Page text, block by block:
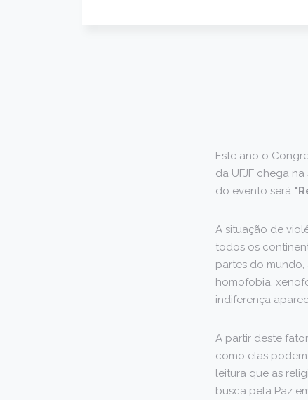
Este ano o
da UFJF chega
do evento será
A situação de
todos os
partes do mundo,
homofobia,
indiferença
A partir deste
como elas
leitura que as
busca pela Paz